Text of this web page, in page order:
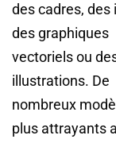
des cadres, des
des graphiques
vectoriels ou
illustrations. De
nombreux
plus attrayants